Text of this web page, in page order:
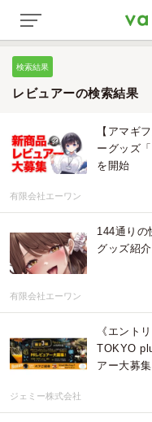
検索結果
レビュアーの検索結果
【アマギ
ーグッズ
を開始
有限会社エーワン
144通りの
グッズ紹
有限会社エーワン
《エント
TOKYO
アー大募集
ジェミー株式会社